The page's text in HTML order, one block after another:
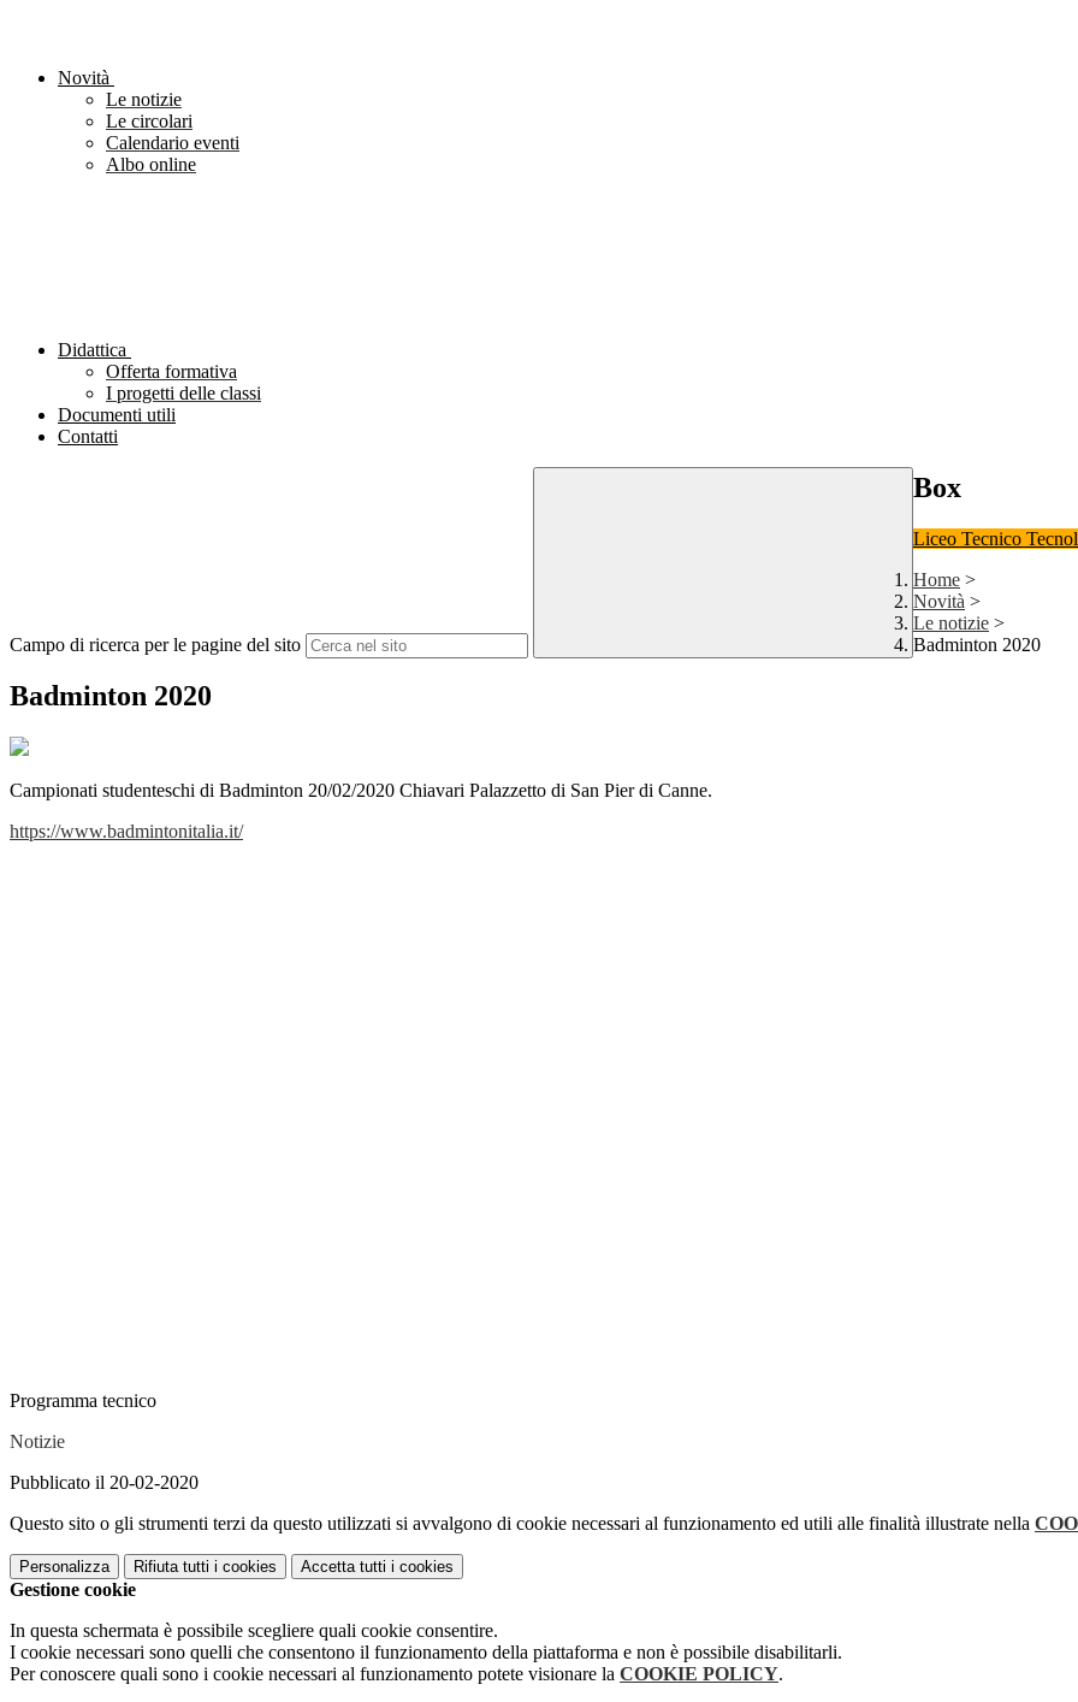
Novità
Le notizie
Le circolari
Calendario eventi
Albo online
Didattica
Offerta formativa
I progetti delle classi
Documenti utili
Contatti
Campo di ricerca per le pagine del sito
Box
Liceo Tecnico
Home >
Novità >
Le notizie >
Badminton 2020
Badminton 2020
Campionati studenteschi di Badminton 20/02/2020 Chiavari Palazzetto di San Pier di Canne.
https://www.badmintonitalia.it/
Programma tecnico
Notizie
Pubblicato il 20-02-2020
Questo sito o gli strumenti terzi da questo utilizzati si avvalgono di cookie necessari al funzionamento ed utili alle finalità illustrate nella
Personalizza Rifiuta tutti i cookies Accetta tutti i cookies
Gestione cookie
In questa schermata è possibile scegliere quali cookie consentire.
I cookie necessari sono quelli che consentono il funzionamento della piattaforma e non è possibile disabilitarli.
Per conoscere quali sono i cookie necessari al funzionamento potete visionare la COOKIE POLICY.